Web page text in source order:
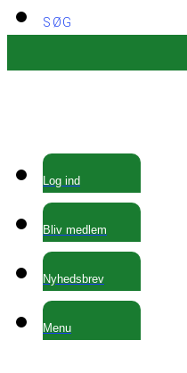
SØG
Log ind
Bliv medlem
Nyhedsbrev
Menu